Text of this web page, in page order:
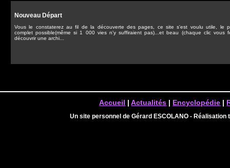
Nouveau Départ
Vous le constaterez au fil de la découverte des pages, ce site s'est voulu utile, le
complet possible(même si 1 000 vies n'y suffiraient pas)...et beau (chaque clic vous
découvrir une archi...
Accueil |Actualités | Encyclopédie |
Un site personnel de Gérard ESCOLANO -